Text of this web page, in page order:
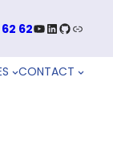
62YouTube
LinkedIn
GitHub
Lien
CONTACT